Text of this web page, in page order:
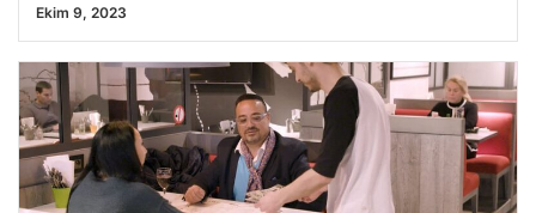
Ekim 9, 2023